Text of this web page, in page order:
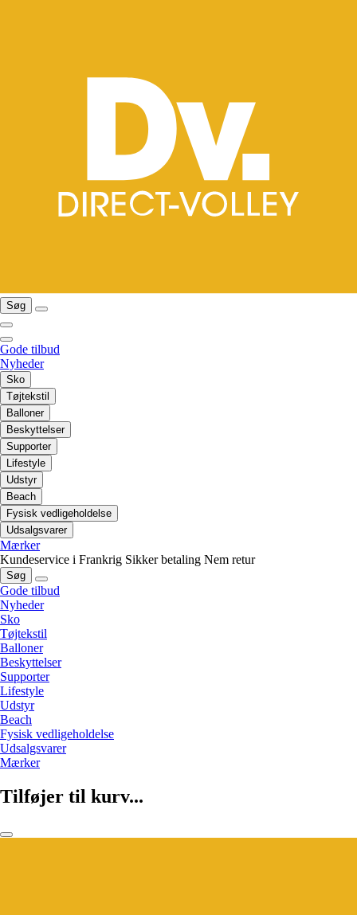
Søg
Gode tilbud
Nyheder
Sko
Tøjtekstil
Balloner
Beskyttelser
Supporter
Lifestyle
Udstyr
Beach
Fysisk vedligeholdelse
Udsalgsvarer
Mærker
Kundeservice i Frankrig Sikker betaling Nem retur
Søg
Gode tilbud
Nyheder
Sko
Tøjtekstil
Balloner
Beskyttelser
Supporter
Lifestyle
Udstyr
Beach
Fysisk vedligeholdelse
Udsalgsvarer
Mærker
Tilføjer til kurv...